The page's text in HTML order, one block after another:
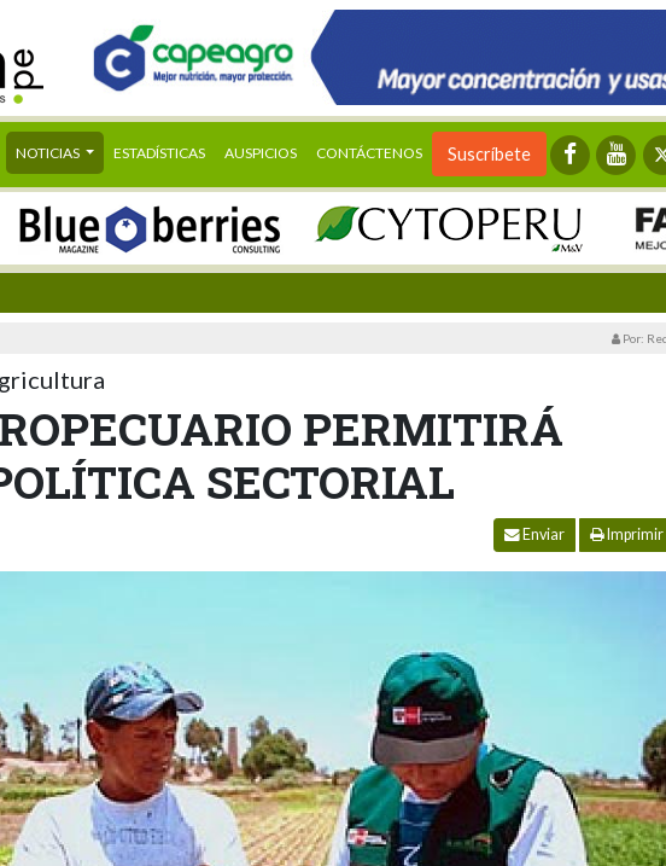
NOTICIAS ESTADÍSTICAS AUSPICIOS CONTÁCTENOS Suscríbete
Por:
PERMITIRÁ
SECTORIAL
Enviar Imprimir